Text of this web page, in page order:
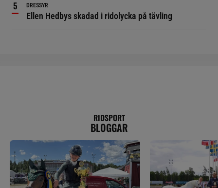
DRESSYR
Ellen Hedbys skadad i ridolycka på tävling
RIDSPORT
BLOGGAR